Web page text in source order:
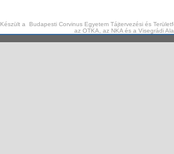
Készült a Budapesti Corvinus Egyetem Tájtervezési és
az OTKA, az NKA és a Visegrádi